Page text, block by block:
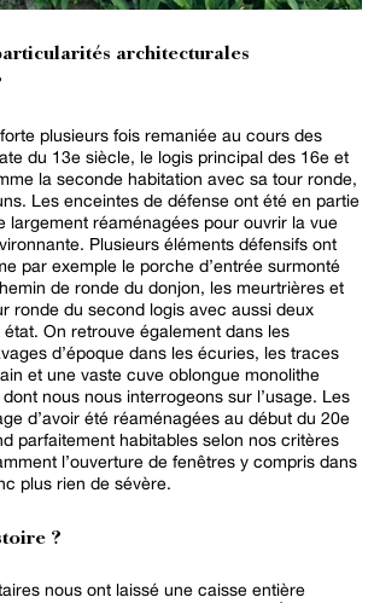
architecturales
forte plusieurs fois remaniée au cours des
du 13e siècle, le logis principal des 16e et
la seconde habitation avec sa tour ronde,
Les enceintes de défense ont été en partie
largement réaménagées pour ouvrir la vue
Plusieurs éléments défensifs ont
par exemple le porche d’entrée surmonté
de ronde du donjon, les meurtrières et
ronde du second logis avec aussi deux
On retrouve également dans les
d’époque dans les écuries, les traces
et une vaste cuve oblongue monolithe
nous nous interrogeons sur l’usage. Les
d’avoir été réaménagées au début du 20e
parfaitement habitables selon nos critères
l’ouverture de fenêtres y compris dans
plus rien de sévère.
?
nous ont laissé une caisse entière